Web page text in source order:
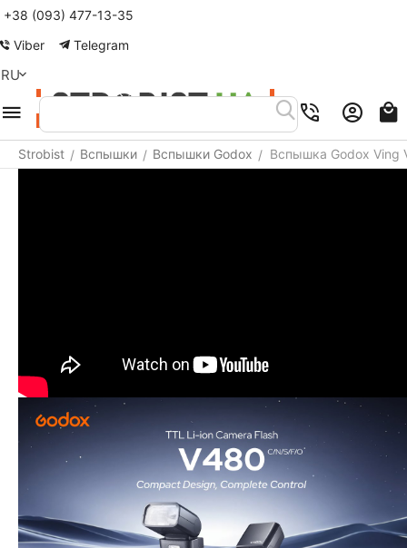
+38 (093) 477-13-35
Viber
Telegram
RU
Strobist / Вспышки / Вспышки Godox / Вспышка Godox Ving
Меню